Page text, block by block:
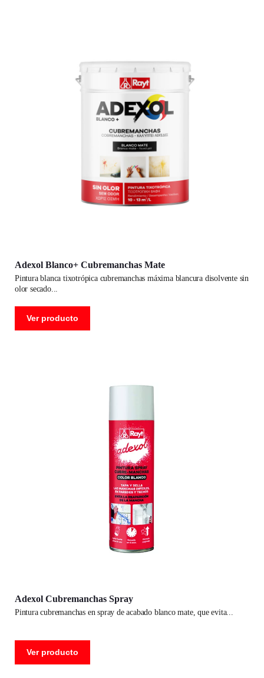
Adexol Blanco+ Cubremanchas Mate
pintura blanca tixotrópica cubremanchas máxima blancura disolvente sin
olor secado
Ver producto
Adexol Cubremanchas Spray
pintura cubremanchas en spray de acabado blanco mate, que evita
Ver producto